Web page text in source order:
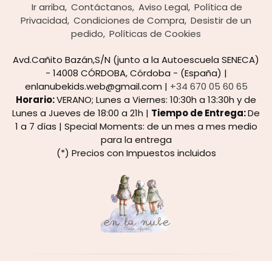
Ir arriba Contáctanos Aviso Legal Política de
Privacidad Condiciones de Compra Desistir de un
pedido Políticas de Cookies
Avd.Cañito Bazán,S/N (junto a la Autoescuela SENECA)
- 14008 CÓRDOBA, Córdoba - (España) |
enlanubekids.web@gmail.com | +34 670 05 60 65
Horario:VERANO; Lunes a Viernes: 10:30h a 13:30h y de
Lunes a Jueves de 18:00 a 21h | Tiempo de Entrega:De
1 a 7 días | Special Moments: de un mes a mes medio
para la entrega
(*) Precios con Impuestos incluidos